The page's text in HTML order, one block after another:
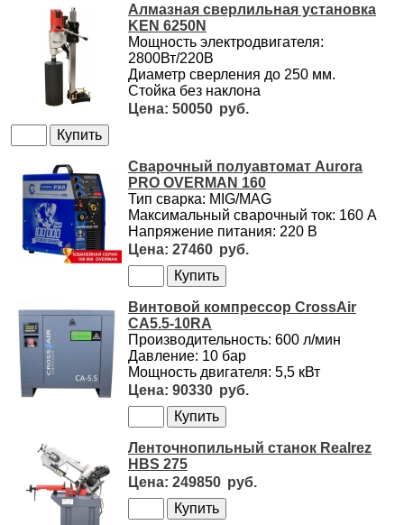
Алмазная сверлильная установка
KEN 6250N
Мощность электродвигателя:
2800Вт/220В
Диаметр сверления до 250 мм.
Стойка без наклона
50050
Сварочный полуавтомат Aurora
PRO OVERMAN 160
Тип сварка: MIG/MAG
Максимальный сварочный ток: 160 А
Напряжение питания: 220 В
27460
Винтовой компрессор CrossAir
CA5.5-10RA
Производительность: 600 л/мин
Давление: 10 бар
Мощность двигателя: 5,5 кВт
90330
Ленточнопильный станок Realrez
HBS 275
249850